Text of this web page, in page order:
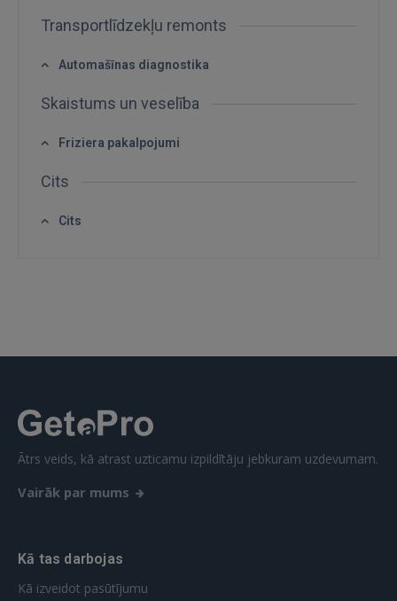
Ienākt
 Sign in with Apple
Vēl neesat reģistrējies?
Transportlīdzekļu remonts
Automašīnas diagnostika
Skaistums un veselība
Friziera pakalpojumi
Cits
Cits
Ātrs veids, kā atrast uzticamu izpildītāju jebkuram uzdevumam.
Vairāk par mums
Kā tas darbojas
Kā izveidot pasūtījumu